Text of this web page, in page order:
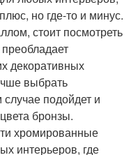
но где-то и минус.
стоит посмотреть
декоративных
выбрать
подойдет и
бронзы.
хромированные
интерьеров, где